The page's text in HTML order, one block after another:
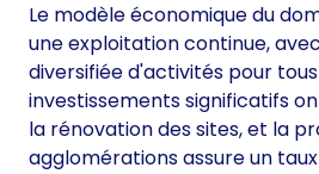
Le modèle économique du
une exploitation continue,
diversifiée d'activités pour tous
investissements significatifs
la rénovation des sites, et la
agglomérations assure un